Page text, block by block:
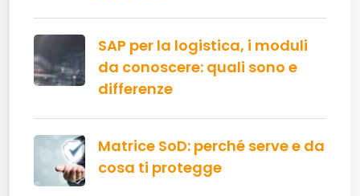
SAP per la logistica, i moduli
da conoscere: quali sono e
differenze
Matrice SoD: perché serve e da
cosa ti protegge